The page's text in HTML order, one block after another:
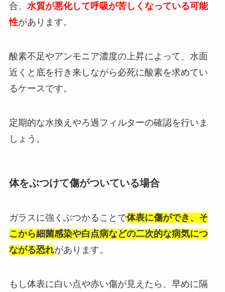
合、 水質が悪化して呼吸が苦しくなっている可能
性があります。
酸素不足やアンモニア濃度の上昇によって、水面
近くと底を行き来しながら必死に酸素を求めてい
るケースです。
定期的な水換えやろ過フィルターの確認を行いま
しょう。
体をぶつけて傷がついている場合
ガラスに強くぶつかることで体表に傷ができ、そ
こから細菌感染や白点病などの二次的な病気につ
ながる恐れがあります。
もし体表に白い点や赤い傷が見えたら、早めに隔